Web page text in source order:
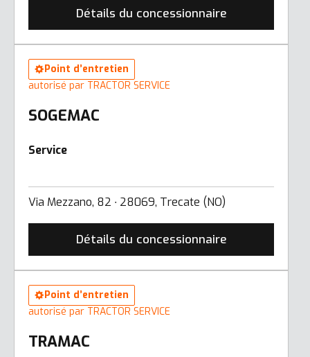
Détails du concessionnaire
Point d’entretien
autorisé par TRACTOR SERVICE
SOGEMAC
Service
Via Mezzano, 82 ∙ 28069, Trecate (NO)
Détails du concessionnaire
Point d’entretien
autorisé par TRACTOR SERVICE
TRAMAC